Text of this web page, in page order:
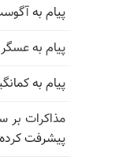
پیام به آگوست
پیام به عسگر ۱۳۴۰ مشهد
پیام به کمانگیر ۱۶۰ از
مذاکرات بر
پیشرفت